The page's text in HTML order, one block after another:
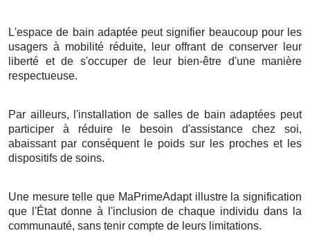
L'espace de bain adaptée peut signifier beaucoup pour les
usagers à mobilité réduite, leur offrant de conserver leur
liberté et de s'occuper de leur bien-être d'une manière
respectueuse.
Par ailleurs, l'installation de salles de bain adaptées peut
participer à réduire le besoin d'assistance chez soi,
abaissant par conséquent le poids sur les proches et les
dispositifs de soins.
Une mesure telle que MaPrimeAdapt illustre la signification
que l'État donne à l'inclusion de chaque individu dans la
communauté, sans tenir compte de leurs limitations.